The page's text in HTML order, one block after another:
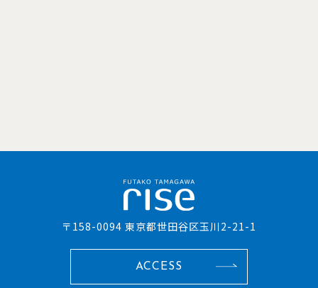
〒158-0094 東京都世田谷区玉川2-21-1
ACCESS